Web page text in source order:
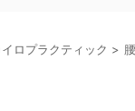
イロプラクティック >